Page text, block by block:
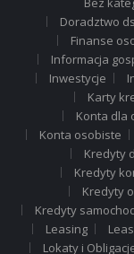
Doradztwo
Finanse
Informacja
Inwestycje
Karty
Konta dla
Konta osobiste
Kredyty
Kredyty
Kredyty
Kredyty
Leasing
Lokaty i